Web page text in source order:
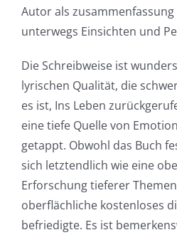
Autor als
unterwegs Einsichten und
Die Schreibweise ist
lyrischen Qualität, die
es ist, Ins Leben
eine tiefe Quelle von
getappt. Obwohl das Buch
sich letztendlich wie eine
Erforschung tieferer
oberflächliche kostenloses
befriedigte. Es ist